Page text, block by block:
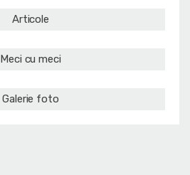
Articole
Meci cu meci
Galerie foto